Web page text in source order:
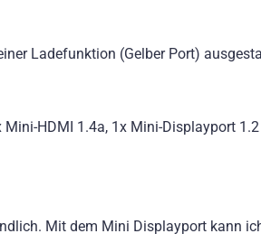
Ladefunktion (Gelber Port)
HDMI 1.4a, 1x Mini-Displayport
Mit dem Mini Displayport kann